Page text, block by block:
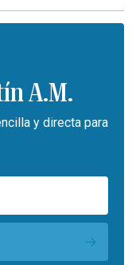
A.M.
y directa para